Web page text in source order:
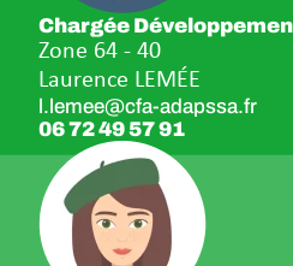
Chargée
Zone 64 - 40
Laurence LEMÉE
l.lemee@cfa-adapssa.fr
06 72 49 57 91